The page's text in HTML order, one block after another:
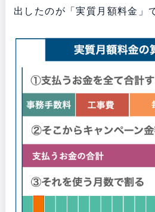
出したのが「実質月額料金」